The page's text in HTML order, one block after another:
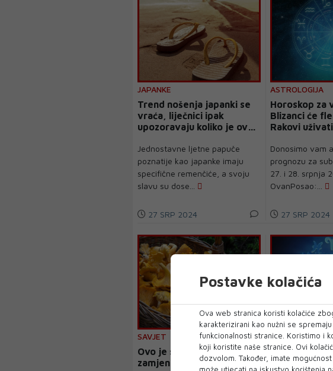
JAPANKE
Trend nošenja japanki se
vraća, liječnici ipak
upozoravaju koliko je ova
Jednostavne ljetne papuče
poznatije kao japanke imaju
specifične remenčiće, a svoju
slavu su dose...
27 SRP 2024
ASTROLOGIJA
Horoskop za
Blizanci će
Rakovi
Donosimo vam
prognozu za
27. i 28. srpnja
OvanPosao:...
27 SRP 2024
SAVJET
Ovo je sedam najboljih
zamjena za meso
ASTROLOGIJA
Dnevni
moraju brzo
Postavke kolačića
Ova web stranica koristi kolačiće
karakterizirani kao nužni se
funkcionalnosti stranice. Koristimo i
koji koristite naše stranice. Ovi
dozvolom. Također, imate